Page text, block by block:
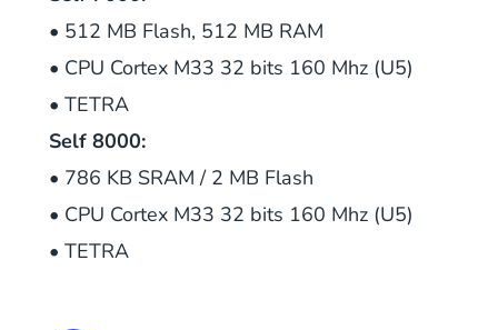
• 512 MB Flash, 512 MB RAM
• CPU Cortex M33 32 bits 160 Mhz (U5)
• TETRA
Self 8000:
• 786 KB SRAM / 2 MB Flash
• CPU Cortex M33 32 bits 160 Mhz (U5)
• TETRA